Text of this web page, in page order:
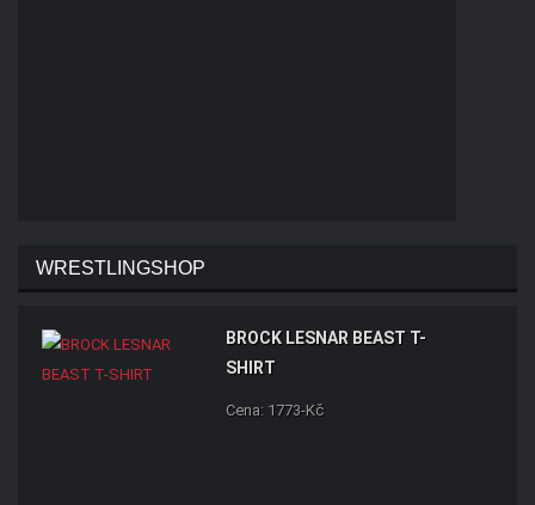
WRESTLINGSHOP
BROCK LESNAR BEAST T-
SHIRT
Cena: 1773-Kč